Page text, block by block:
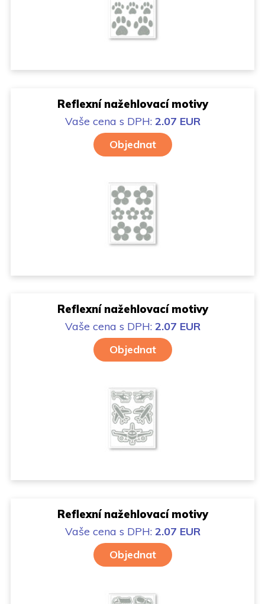
Reflexní nažehlovací motivy
Vaše cena s DPH: 2.07 EUR
Objednat
Reflexní nažehlovací motivy
Vaše cena s DPH: 2.07 EUR
Objednat
Reflexní nažehlovací motivy
Vaše cena s DPH: 2.07 EUR
Objednat